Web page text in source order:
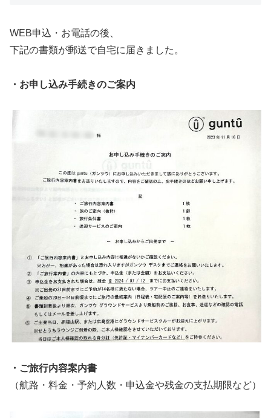
WEB申込・お電話の後、
下記の書類が郵送で自宅に届きました。
・お申し込み手続きのご案内
・ご旅行内容案内書
（航路・料金・予約人数・申込金や残金の支払期限など）